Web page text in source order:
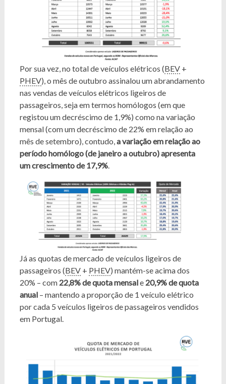
Por sua vez, no total de veículos elétricos (BEV+
PHEV), o mês de outubro assinalou um abrandamento
nas vendas de veículos elétricos ligeiros de
passageiros, seja em termos homólogos (em que
registou um decréscimo de 1,9%) como na variação
mensal (com um decréscimo de 22% em relação ao
mês de setembro), contudo,a variação em relação ao
período homólogo (de janeiro a outubro) apresenta
um crescimento de 17,9%.
Já as quotas de mercado de veículos ligeiros de
passageiros (BEV+ PHEV) mantém-se acima dos
20% – com 22,8% de quota mensale 20,9% de quota
anual– mantendo a proporção de 1 veículo elétrico
por cada 5 veículos ligeiros de passageiros vendidos
em Portugal.